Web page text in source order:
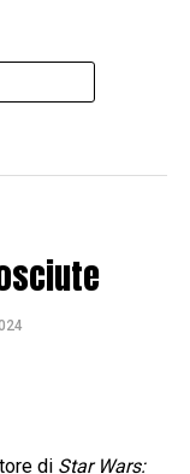
di Star Wars: